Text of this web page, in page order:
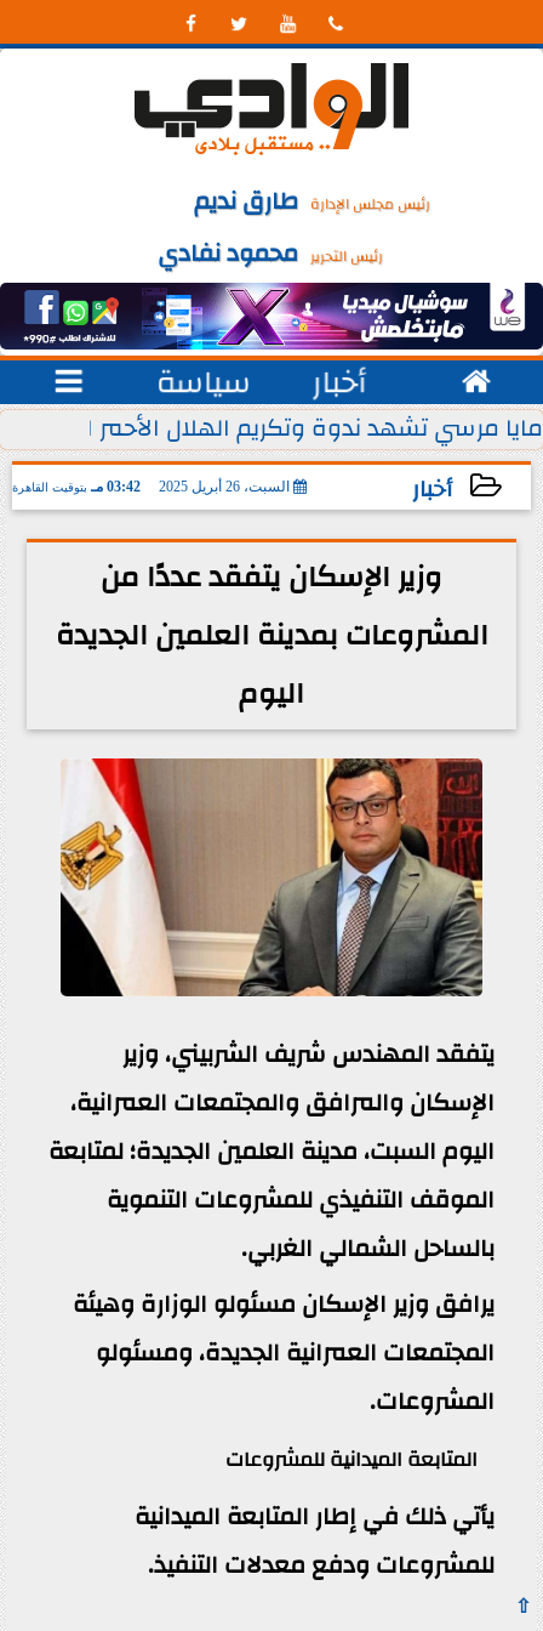
   
رئيس مجلس الإدارة طارق نديم
رئيس التحرير محمود نفادي
 أخبار سياسة 
يوليو من كل عام
مايا مرسي تشهد ندوة وتكريم الهلال الأحمر
أخبار السبت، 26 أبريل 2025 03:42 مـ بتوقيت القاهرة
2025-04-26 15:42:40
وزير الإسكان يتفقد عددًا من
المشروعات بمدينة العلمين الجديدة
اليوم
يتفقد المهندس شريف الشربيني، وزير
الإسكان والمرافق والمجتمعات العمرانية،
اليوم السبت، مدينة العلمين الجديدة؛ لمتابعة
الموقف التنفيذي للمشروعات التنموية
بالساحل الشمالي الغربي.
يرافق وزير الإسكان مسئولو الوزارة وهيئة
المجتمعات العمرانية الجديدة، ومسئولو
المشروعات.
المتابعة الميدانية للمشروعات
يأتي ذلك في إطار المتابعة الميدانية
للمشروعات ودفع معدلات التنفيذ.
⇧